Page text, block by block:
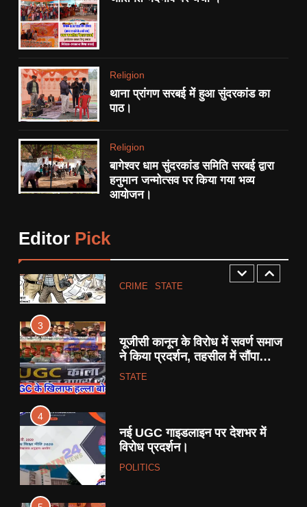
Religion
थाना प्रांगण सरबई में हुआ सुंदरकांड का
पाठ।
Religion
बागेश्वर धाम सुंदरकांड समिति सरबई द्वारा
हनुमान जन्मोत्सव पर किया गया भव्य
आयोजन।
Editor Pick
8
1
प्रदर्शन:
STATE
2
उबाल।
3
ज्ञापन।
STATE
4
POLITICS
5